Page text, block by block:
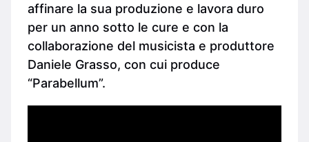
affinare la sua produzione e lavora duro
per un anno sotto le cure e con la
collaborazione del musicista e produttore
Daniele Grasso, con cui produce
“Parabellum”.